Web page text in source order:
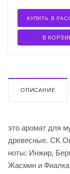
В
КУПИТЬ В
ОПИСАНИЕ
это аромат для
древесные. CK
ноты: Инжир,
Жасмин и